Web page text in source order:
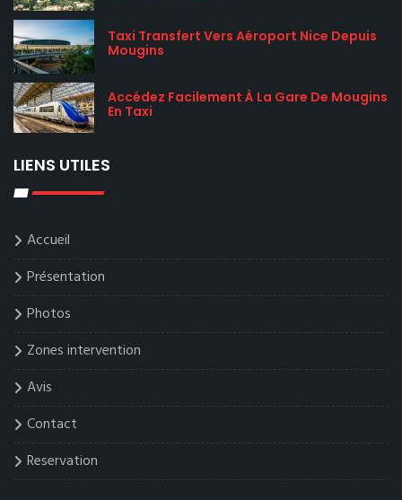
Taxi Transfert Vers Aéroport Nice Depuis
Mougins
Accédez Facilement À La Gare De Mougins
En Taxi
LIENS UTILES
Accueil
Présentation
Photos
Zones intervention
Avis
Contact
Reservation